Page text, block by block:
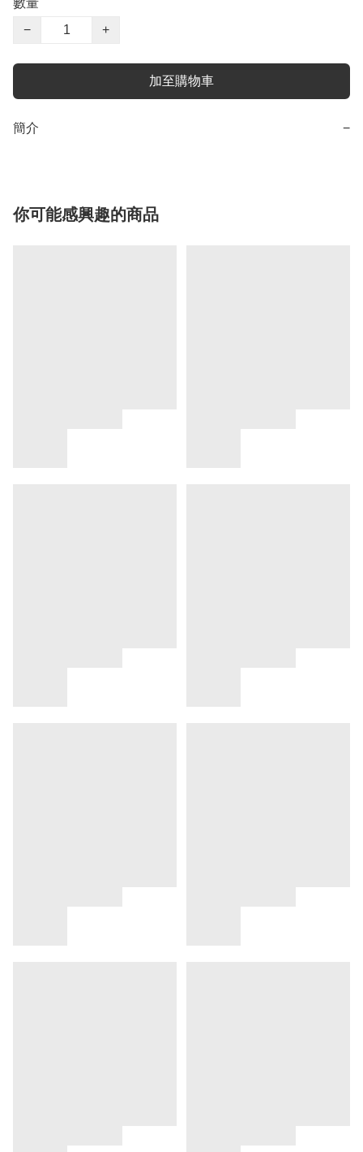
數量
−
+
加至購物車
簡介 −
你可能感興趣的商品